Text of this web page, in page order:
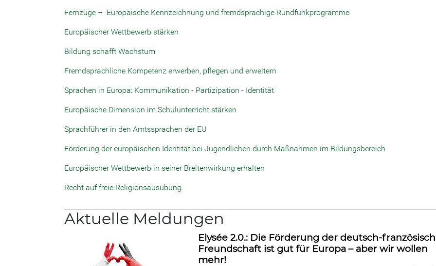
Fernzüge – Europäische Kennzeichnung und fremdsprachige Rundfunkprogramme
Europäischer Wettbewerb stärken
Bildung schafft Wachstum
Fremdsprachliche Kompetenz erwerben, pflegen und erweitern
Sprachen in Europa: Kommunikation - Partizipation - Identität
Europäische Dimension im Schulunterricht stärken
Sprachführer in den Amtssprachen der EU
Förderung der europäischen Identität bei Jugendlichen durch Maßnahmen im Bildungsbereich
Europäischer Wettbewerb in seiner Breitenwirkung erhalten
Recht auf freie Religionsausübung
Aktuelle Meldungen
Elysée 2.0.: Die Förderung der deutsch-
Freundschaft ist gut für Europa – aber wir wollen
mehr!